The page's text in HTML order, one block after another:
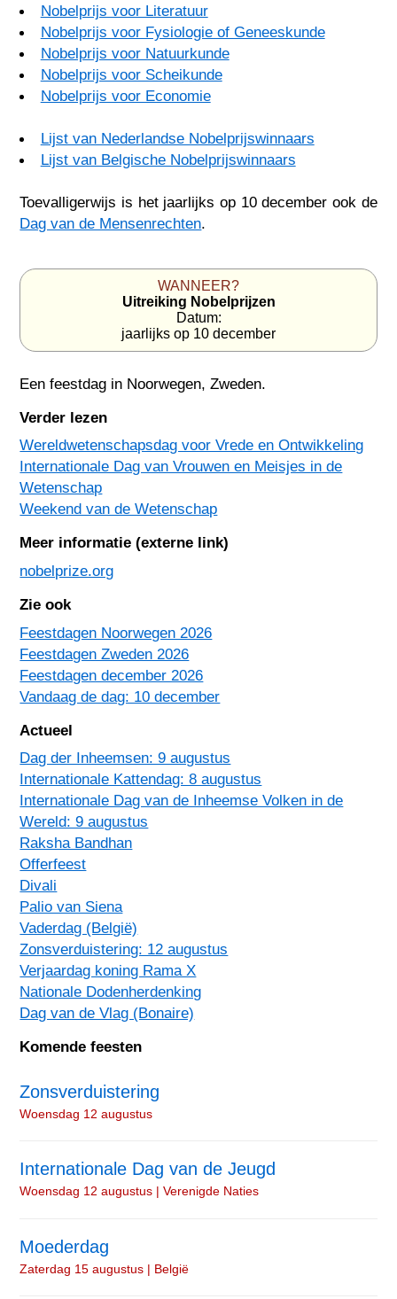
Nobelprijs voor Literatuur
Nobelprijs voor Fysiologie of Geneeskunde
Nobelprijs voor Natuurkunde
Nobelprijs voor Scheikunde
Nobelprijs voor Economie
Lijst van Nederlandse Nobelprijswinnaars
Lijst van Belgische Nobelprijswinnaars
Toevalligerwijs is het jaarlijks op 10 december ook de
Dag van de Mensenrechten.
WANNEER?
Uitreiking Nobelprijzen
Datum:
jaarlijks op 10 december
Een feestdag in Noorwegen,Zweden.
Verder lezen
Wereldwetenschapsdag voor Vrede en Ontwikkeling
Internationale Dag van Vrouwen en Meisjes in de
Wetenschap
Weekend van de Wetenschap
Meer informatie (externe link)
nobelprize.org
Zie ook
Feestdagen Noorwegen 2026
Feestdagen Zweden 2026
Feestdagen december 2026
Vandaag de dag: 10 december
Actueel
Dag der Inheemsen: 9 augustus
Internationale Kattendag: 8 augustus
Internationale Dag van de Inheemse Volken in de
Wereld: 9 augustus
Raksha Bandhan
Offerfeest
Divali
Palio van Siena
Vaderdag (België)
Zonsverduistering: 12 augustus
Verjaardag koning Rama X
Nationale Dodenherdenking
Dag van de Vlag (Bonaire)
Komende feesten
Zonsverduistering
Woensdag 12 augustus
Internationale Dag van de Jeugd
Woensdag 12 augustus | Verenigde Naties
Moederdag
Zaterdag 15 augustus | België